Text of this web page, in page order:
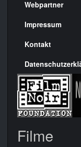
rechte
Seite
Webpartner
Impressum
Kontakt
Filme